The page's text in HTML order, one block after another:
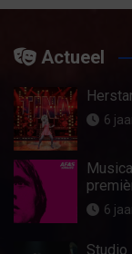
categorie
Actueel
6
6
Studio